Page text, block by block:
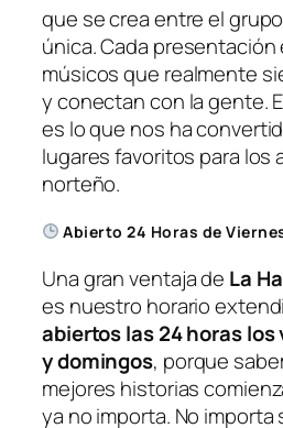
que se crea entre el
única. Cada
músicos que realmente
y conectan con la gente.
es lo que nos ha
lugares favoritos para los
norteño.
Abierto 24 Horas de
Una gran ventaja de La
es nuestro horario
abiertos las 24 horas
y domingos, porque
mejores historias
ya no importa. No importa